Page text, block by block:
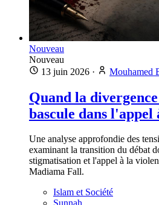
Nouveau
Nouveau
13 juin 2026 · Mouhamed
Quand la
bascule dans l'appel
Une analyse approfondie des
examinant la transition du débat
stigmatisation et l'appel à la
Madiama Fall.
Islam et Société